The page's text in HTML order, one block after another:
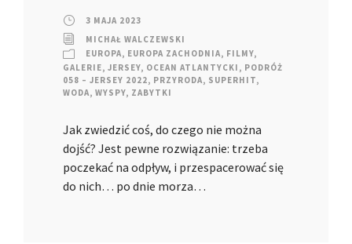
3 MAJA 2023
MICHAŁ WALCZEWSKI
EUROPA, EUROPA ZACHODNIA, FILMY,
GALERIE, JERSEY, OCEAN ATLANTYCKI , PODRÓŻ
058 – JERSEY 2022, PRZYRODA, SUPERHIT,
WODA, WYSPY, ZABYTKI
Jak zwiedzić coś, do czego nie można
dojść? Jest pewne rozwiązanie: trzeba
poczekać na odpływ, i przespacerować się
do nich… po dnie morza…